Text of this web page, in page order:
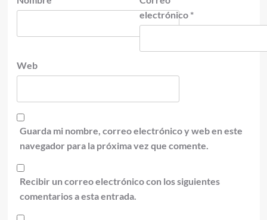
electrónico *
Web
Guarda mi nombre, correo electrónico y web en este
navegador para la próxima vez que comente.
Recibir un correo electrónico con los siguientes
comentarios a esta entrada.